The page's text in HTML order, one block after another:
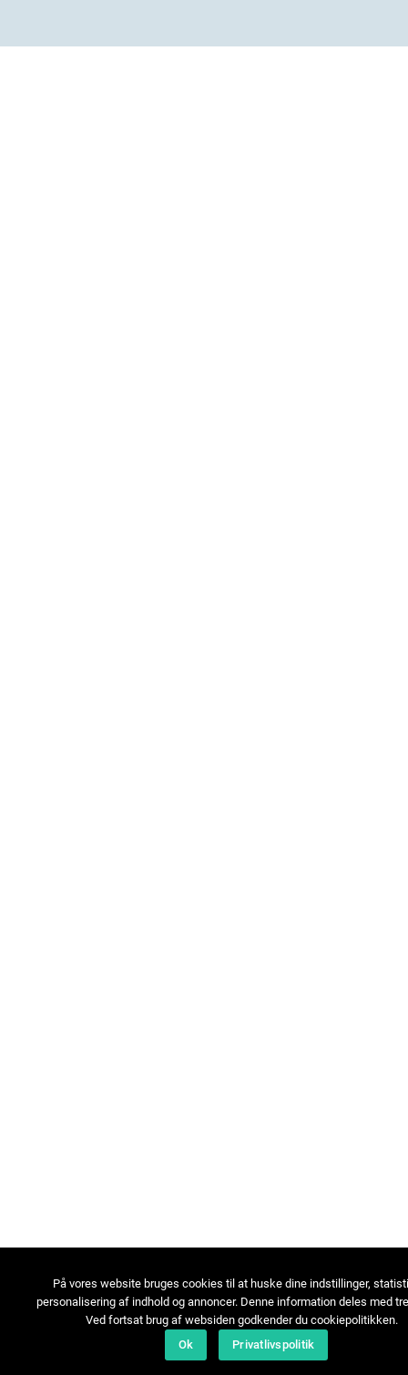
På vores website bruges cookies til at huske dine indstillinger,
personalisering af indhold og annoncer. Denne information deles med
Ved fortsat brug af websiden godkender du cookiepolitikken.
Ok
Privatlivspolitik